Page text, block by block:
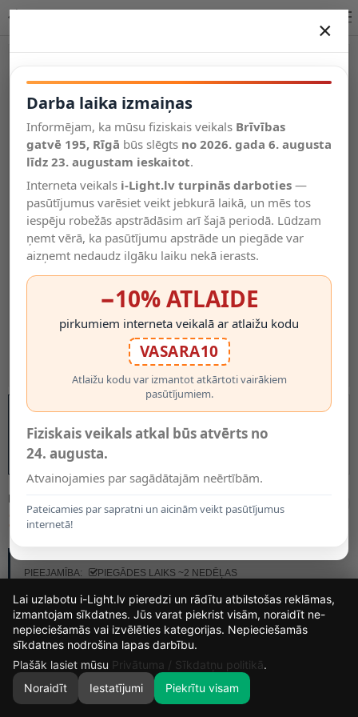
Salīdzināt
Vēlmju
saraksts
Valodas
0
MODELIS:
16.75€
PIEEJAMĪBA:
PIEGĀDES LAIKS ~2 NEDĒĻAS
×
Darba laika izmaiņas
Informējam, ka mūsu fiziskais veikals Brīvības
gatvē 195, Rīgā būs slēgts no 2026. gada 6. augusta
līdz 23. augustam ieskaitot.
Interneta veikals i-Light.lv turpinās darboties —
pasūtījumus varēsiet veikt jebkurā laikā, un mēs tos
iespēju robežās apstrādāsim arī šajā periodā. Lūdzam
ņemt vērā, ka pasūtījumu apstrāde un piegāde var
aizņemt nedaudz ilgāku laiku nekā ierasts.
−10% ATLAIDE
pirkumiem interneta veikalā ar atlaižu kodu
VASARA10
Atlaižu kodu var izmantot atkārtoti vairākiem
pasūtījumiem.
Fiziskais veikals atkal būs atvērts no
24. augusta.
Atvainojamies par sagādātajām neērtībām.
Pateicamies par sapratni un aicinām veikt pasūtījumus
internetā!
14
DIENAS
20
STUNDAS
16
MIN.
1
Lai uzlabotu i-Light.lv pieredzi un rādītu atbilstošas reklāmas,
izmantojam sīkdatnes. Jūs varat piekrist visām, noraidīt ne-
nepieciešamās vai izvēlēties kategorijas. Nepieciešamās
sīkdatnes nodrošina lapas darbību.
Plašāk lasiet mūsu Privātuma / Sīkdatņu politikā.
Noraidīt
Iestatījumi Piekrītu visam